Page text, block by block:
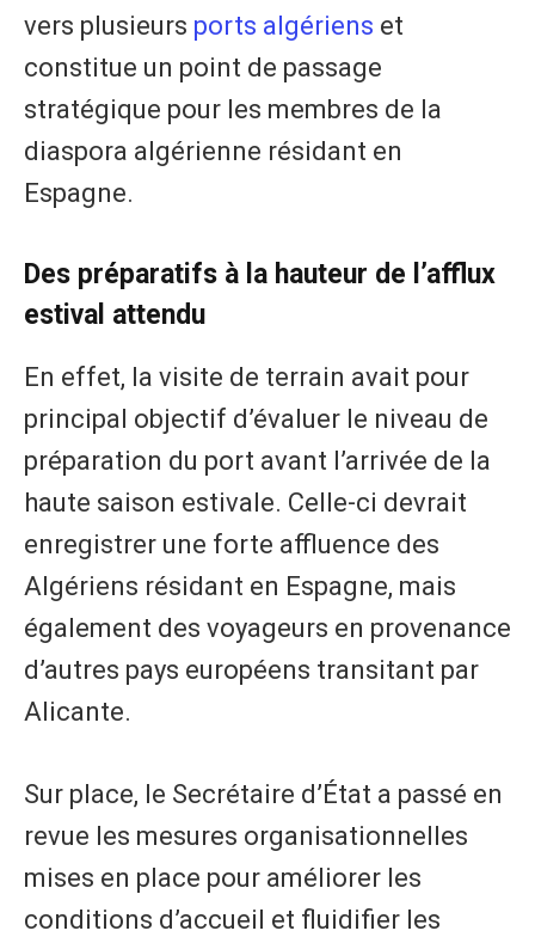
vers plusieurs ports algériens et
constitue un point de passage
stratégique pour les membres de la
diaspora algérienne résidant en
Espagne.
Des préparatifs à la hauteur de l’afflux
estival attendu
En effet, la visite de terrain avait pour
principal objectif d’évaluer le niveau de
préparation du port avant l’arrivée de la
haute saison estivale. Celle-ci devrait
enregistrer une forte affluence des
Algériens résidant en Espagne, mais
également des voyageurs en provenance
d’autres pays européens transitant par
Alicante.
Sur place, le Secrétaire d’État a passé en
revue les mesures organisationnelles
mises en place pour améliorer les
conditions d’accueil et fluidifier les